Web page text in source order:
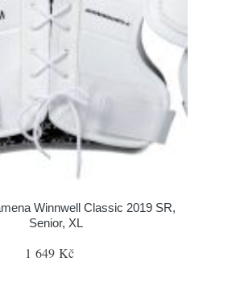
Winnwell Classic 2019 SR,
Senior, XL
1 649 Kč